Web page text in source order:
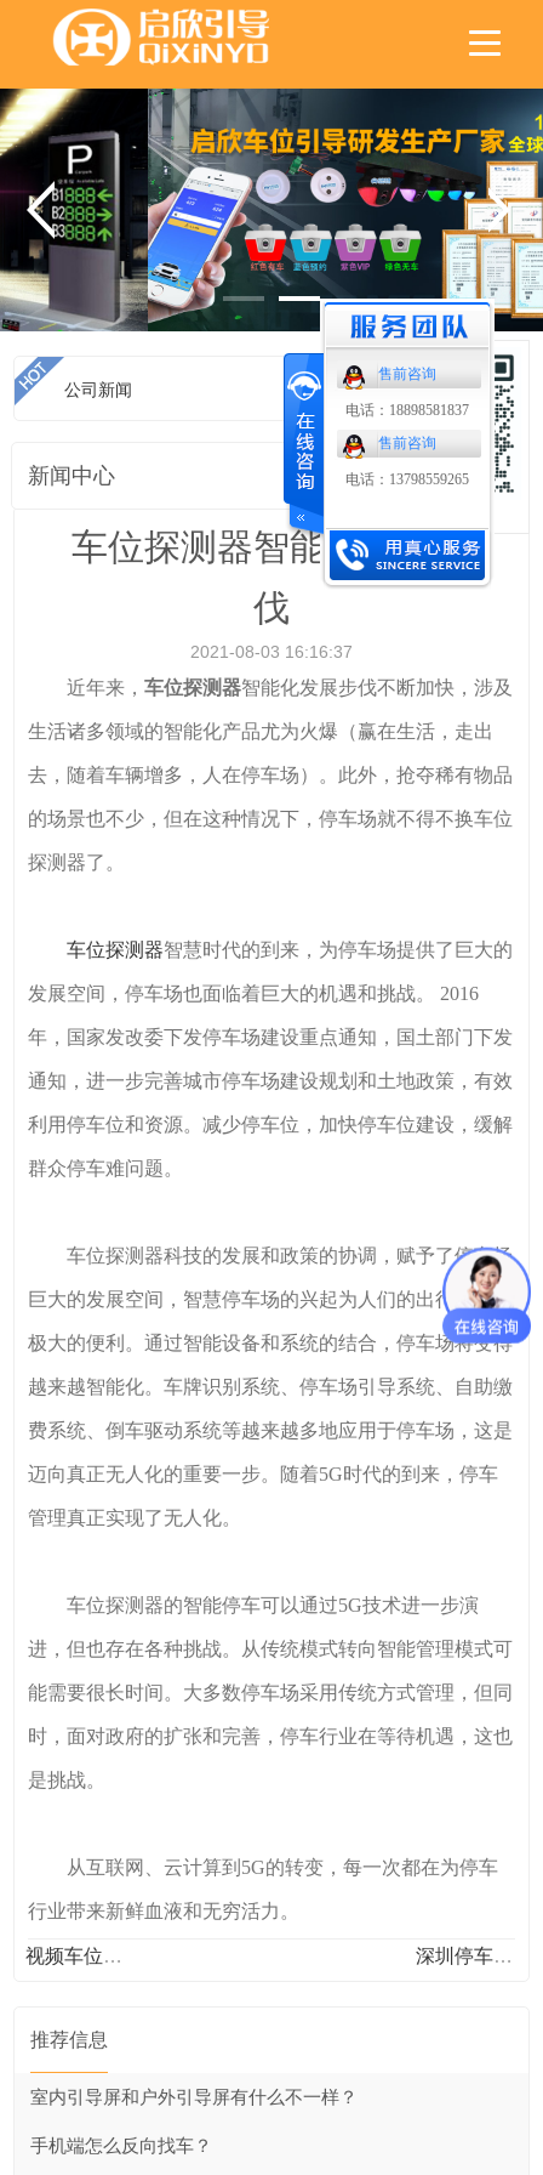
售前咨询
电话：18898581837
售前咨询
电话：13798559265
公司新闻 首页 >公司新闻
新闻中心
车位探测器智能化发展步
伐
2021-08-03 16:16:37
近年来， 车位探测器智能化发展步伐不断加快，涉及
生活诸多领域的智能化产品尤为火爆（赢在生活，走出
去，随着车辆增多，人在停车场）。此外，抢夺稀有物品
的场景也不少，但在这种情况下，停车场就不得不换车位
探测器了。
车位探测器智慧时代的到来，为停车场提供了巨大的
发展空间，停车场也面临着巨大的机遇和挑战。 2016
年，国家发改委下发停车场建设重点通知，国土部门下发
通知，进一步完善城市停车场建设规划和土地政策，有效
利用停车位和资源。减少停车位，加快停车位建设，缓解
群众停车难问题。
车位探测器科技的发展和政策的协调，赋予了停车场
巨大的发展空间，智慧停车场的兴起为人们的出行提供了
极大的便利。通过智能设备和系统的结合，停车场将变得
越来越智能化。车牌识别系统、停车场引导系统、自助缴
费系统、倒车驱动系统等越来越多地应用于停车场，这是
迈向真正无人化的重要一步。随着5G时代的到来，停车
管理真正实现了无人化。
车位探测器的智能停车可以通过5G技术进一步演
进，但也存在各种挑战。从传统模式转向智能管理模式可
能需要很长时间。大多数停车场采用传统方式管理，但同
时，面对政府的扩张和完善，停车行业在等待机遇，这也
是挑战。
从互联网、云计算到5G的转变，每一次都在为停车
行业带来新鲜血液和无穷活力。
视频车位引导系统在停车场的使用已经变得普... 深圳停车场车位引导系统是什么_启欣科技
推荐信息
室内引导屏和户外引导屏有什么不一样？
手机端怎么反向找车？